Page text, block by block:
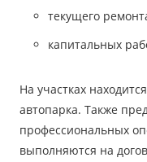
текущего
капитальных
На участках
автопарка. Также
профессиональных
выполняются на